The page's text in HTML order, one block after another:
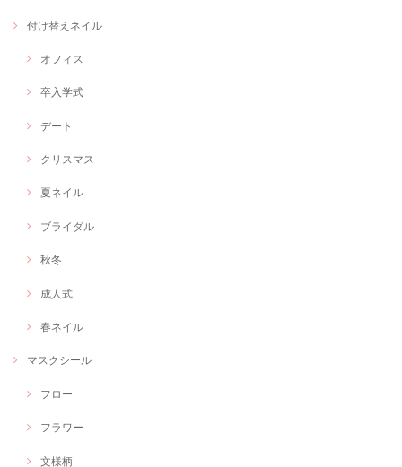
付け替えネイル
オフィス
卒入学式
デート
クリスマス
夏ネイル
ブライダル
秋冬
成人式
春ネイル
マスクシール
フロー
フラワー
文様柄